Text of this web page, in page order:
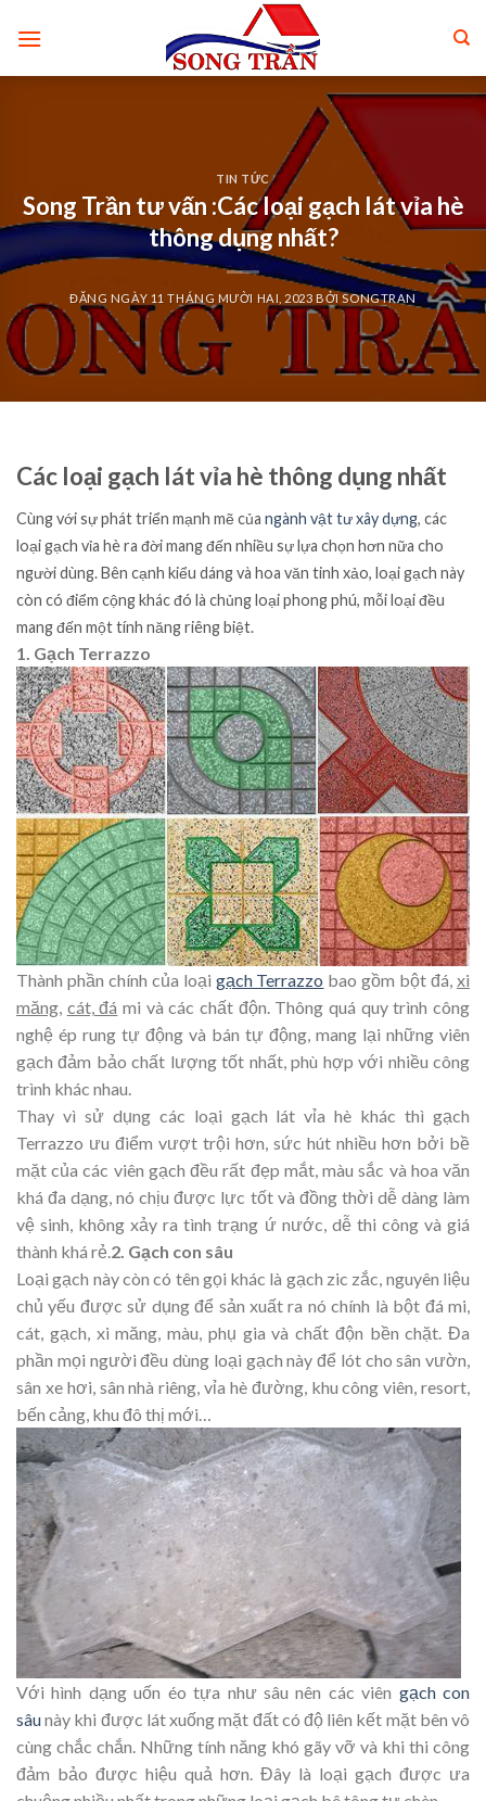
TIN TỨC
Song Trần tư vấn :Các loại gạch lát vỉa hè
thông dụng nhất?
ĐĂNG NGÀY 11 THÁNG MƯỜI HAI, 2023 BỞISONGTRAN
Các loại gạch lát vỉa hè thông dụng nhất
Cùng với sự phát triển mạnh mẽ của ngành vật tư xây dựng, các
loại gạch vỉa hè ra đời mang đến nhiều sự lựa chọn hơn nữa cho
người dùng. Bên cạnh kiểu dáng và hoa văn tinh xảo, loại gạch này
còn có điểm cộng khác đó là chủng loại phong phú, mỗi loại đều
mang đến một tính năng riêng biệt.
1. Gạch Terrazzo
Thành phần chính của loại gạch Terrazzo bao gồm bột đá,xi
măng, cát, đá mi và các chất độn. Thông quá quy trình công
nghệ ép rung tự động và bán tự động, mang lại những viên
gạch đảm bảo chất lượng tốt nhất, phù hợp với nhiều công
trình khác nhau.
Thay vì sử dụng các loại gạch lát vỉa hè khác thì gạch
Terrazzo ưu điểm vượt trội hơn, sức hút nhiều hơn bởi bề
mặt của các viên gạch đều rất đẹp mắt, màu sắc và hoa văn
khá đa dạng, nó chịu được lực tốt và đồng thời dễ dàng làm
vệ sinh, không xảy ra tình trạng ứ nước, dễ thi công và giá
thành khá rẻ.2. Gạch con sâu
Loại gạch này còn có tên gọi khác là gạch zic zắc, nguyên liệu
chủ yếu được sử dụng để sản xuất ra nó chính là bột đá mi,
cát, gạch, xi măng, màu, phụ gia và chất độn bền chặt. Đa
phần mọi người đều dùng loại gạch này để lót cho sân vườn,
sân xe hơi, sân nhà riêng, vỉa hè đường, khu công viên, resort,
bến cảng, khu đô thị mới…
Với hình dạng uốn éo tựa như sâu nên các viên gạch con
sâunày khi được lát xuống mặt đất có độ liên kết mặt bên vô
cùng chắc chắn. Những tính năng khó gãy vỡ và khi thi công
đảm bảo được hiệu quả hơn. Đây là loại gạch được ưa